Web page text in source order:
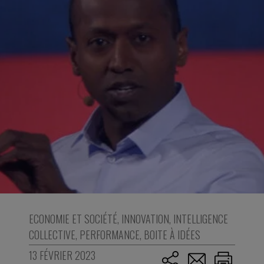
ECONOMIE ET SOCIÉTÉ, INNOVATION, INTELLIGENCE
COLLECTIVE, PERFORMANCE, BOITE À IDÉES
13 FÉVRIER 2023